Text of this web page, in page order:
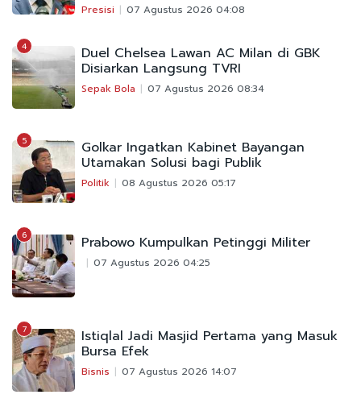
Presisi 07 Agustus 2026 04:08
4 Duel Chelsea Lawan AC Milan di GBK
Disiarkan Langsung TVRI
Sepak Bola 07 Agustus 2026 08:34
5 Golkar Ingatkan Kabinet Bayangan
Utamakan Solusi bagi Publik
Politik 08 Agustus 2026 05:17
6 Prabowo Kumpulkan Petinggi Militer
07 Agustus 2026 04:25
7 Istiqlal Jadi Masjid Pertama yang Masuk
Bursa Efek
Bisnis 07 Agustus 2026 14:07